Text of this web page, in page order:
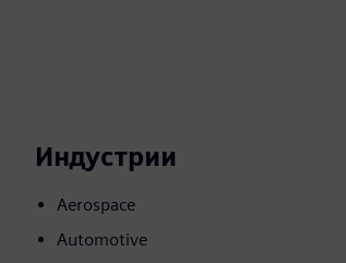
Индустрии
Aerospace
Automotive